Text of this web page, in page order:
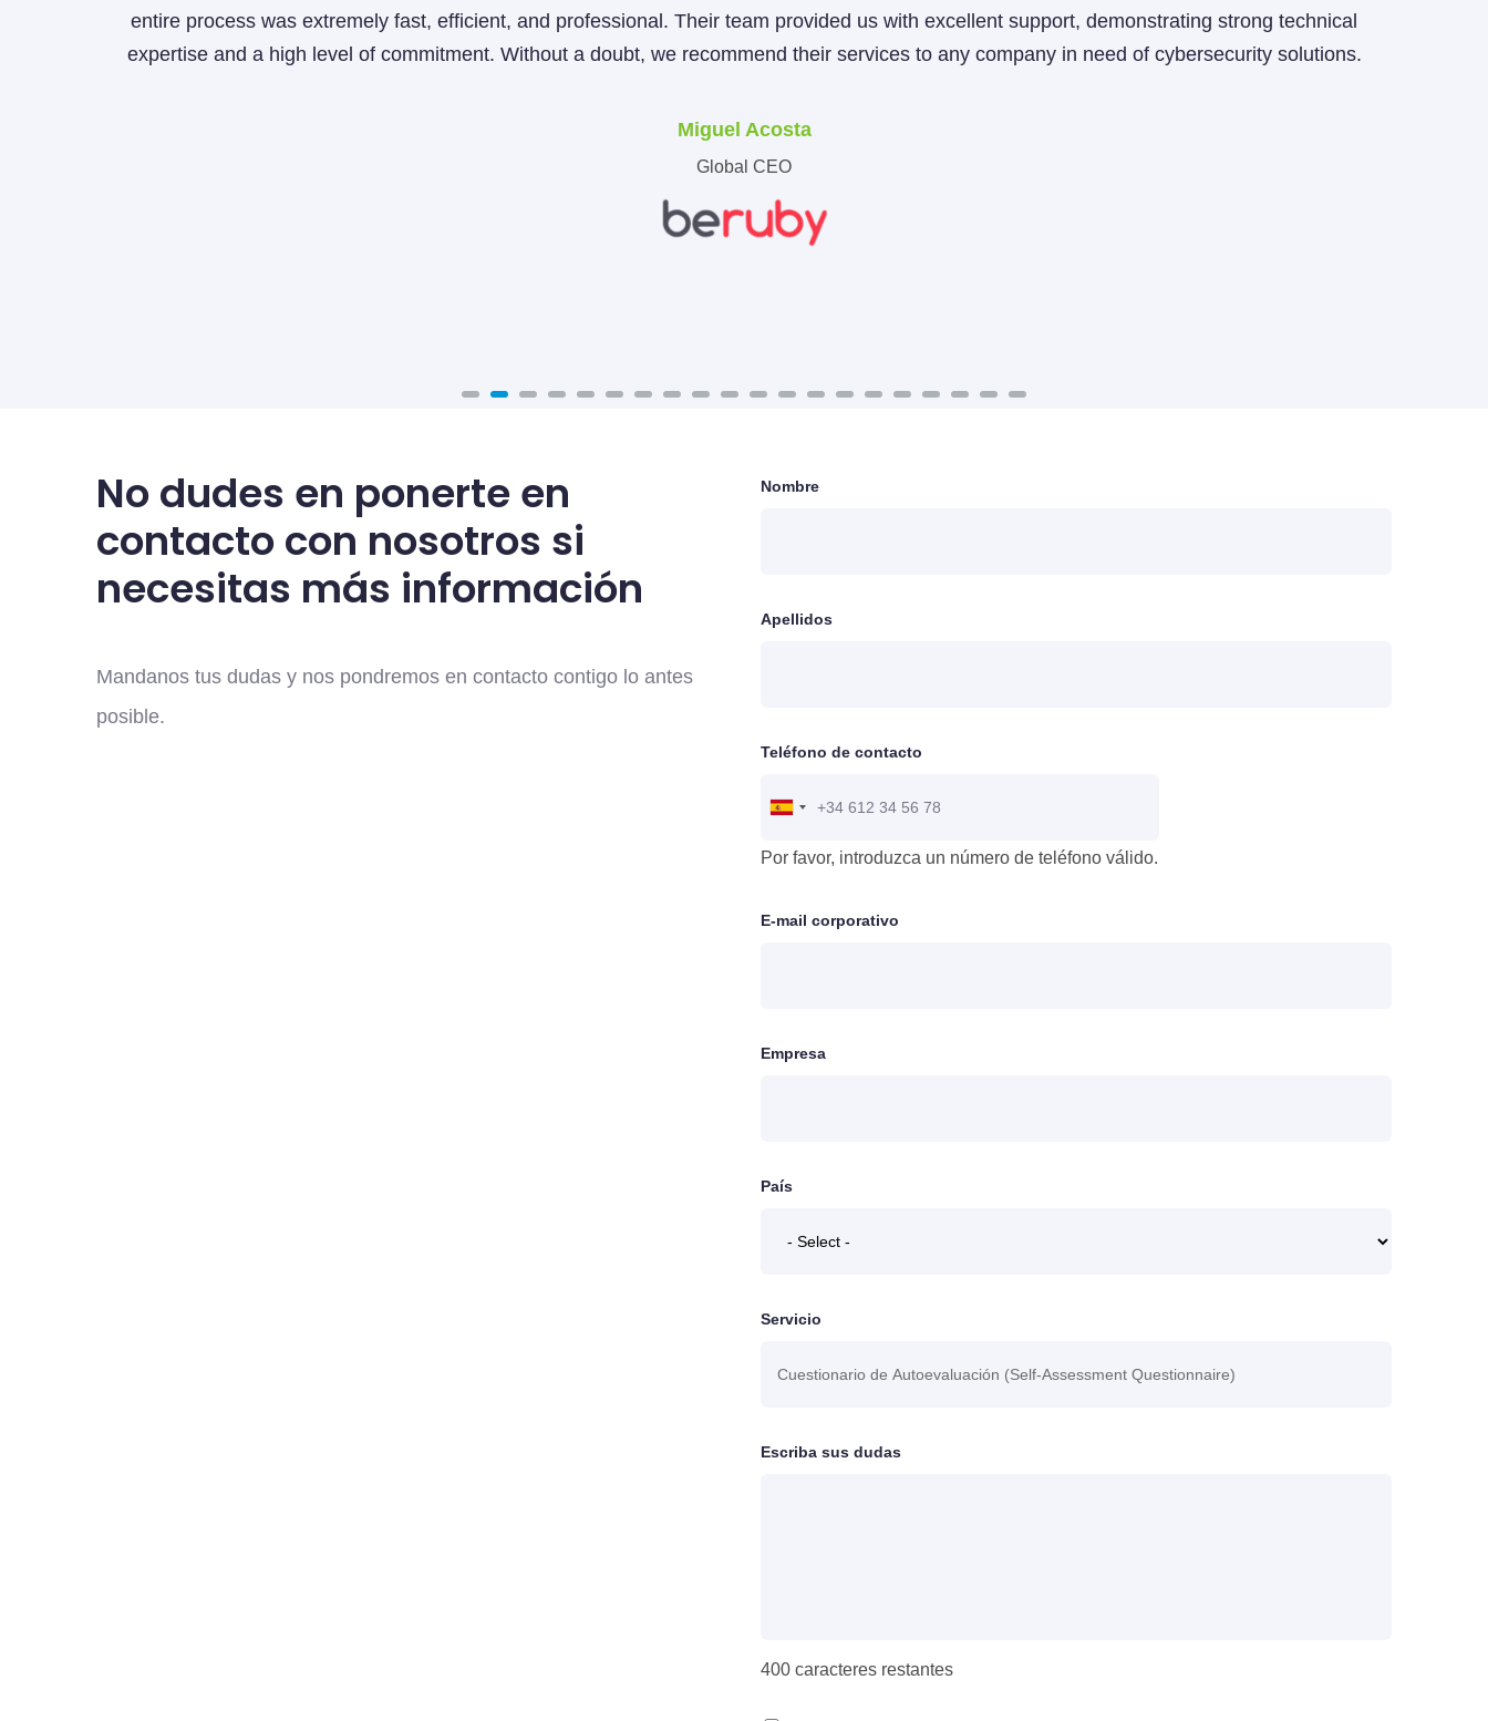
fast, efficient, and professional. Their team provided us with excellent support, demonstrating strong technical
Without a doubt, we recommend their services to any company in need of cybersecurity solutions.
their expertise, we have significantly strengthened
reinforced our security
No dudes en ponerte en
contacto con nosotros si
necesitas más información
Mandanos tus dudas y nos pondremos en contacto contigo lo antes
posible.
Nombre
Apellidos
Teléfono de contacto
Por favor, introduzca un número de teléfono válido.
E-mail corporativo
Empresa
País
Servicio
Escriba sus dudas
400 caracteres restantes